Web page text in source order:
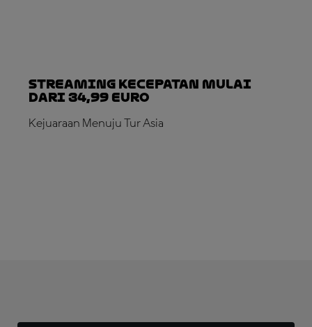
Streaming Kecepatan Mulai
dari 34,99 Euro
Kejuaraan Menuju Tur Asia